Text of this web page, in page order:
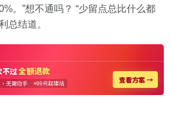
。”想不通吗？ “少留点总比什么都
总结道。